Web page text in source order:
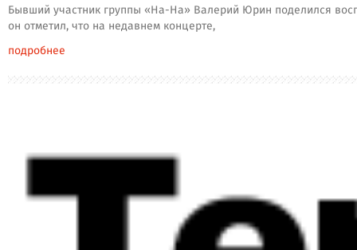
Бывший участник группы «На-На» Валерий Юрин поделился
он отметил, что на недавнем концерте,
подробнее